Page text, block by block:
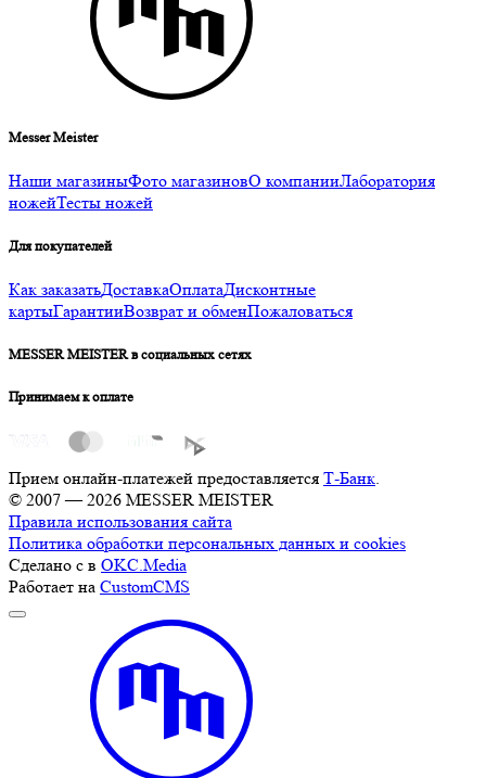
Messer Meister
Наши магазиныФото магазиновО компанииЛаборатория
ножейТесты ножей
Для покупателей
Как заказатьДоставкаОплатаДисконтные
картыГарантииВозврат и обменПожаловаться
MESSER MEISTER в социальных сетях
Принимаем к оплате
Прием онлайн-платежей предоставляется Т-Банк
© 2007 — 2026 MESSER MEISTER
Правила использования сайта
Политика обработки персональных данных и cookies
Сделано с в OKC.Media
Работает на CustomCMS